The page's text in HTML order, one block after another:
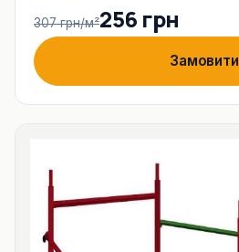
307 грн/м²256 грн
Замовити